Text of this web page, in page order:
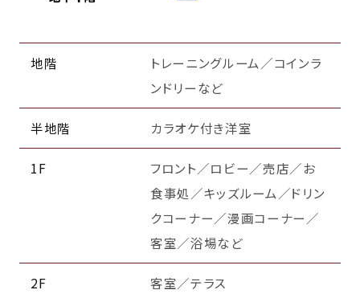
地階
トレーニングルーム／コインラ
ンドリーなど
半地階 カラオケ付き洋室
1F
フロント／ロビー／売店／お
食事処／キッズルーム／ドリン
クコーナー／漫画コーナー／
客室／浴場など
2F 客室／テラス